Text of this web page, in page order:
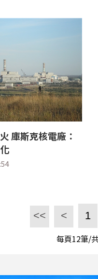
庫斯克核電廠：
<< < 1
每頁12筆/